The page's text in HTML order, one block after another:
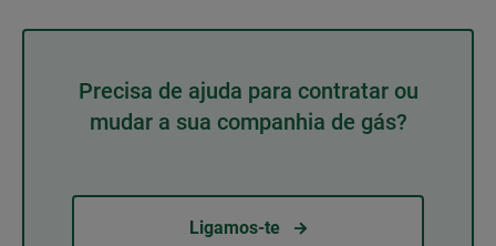
Precisa de ajuda para contratar ou
mudar a sua companhia de gás?
Ligamos-te